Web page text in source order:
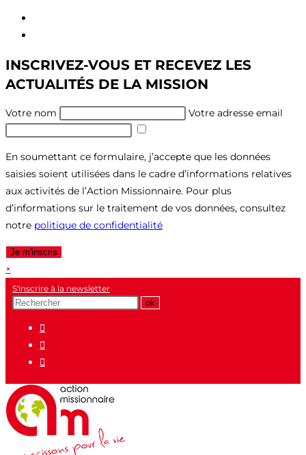
menu
INSCRIVEZ-VOUS ET RECEVEZ LES
ACTUALITÉS DE LA MISSION
Votre nom Votre adresse email
En soumettant ce formulaire, j’accepte que les données
saisies soient utilisées dans le cadre d’informations relatives
aux activités de l’Action Missionnaire. Pour plus
d’informations sur le traitement de vos données, consultez
notre politique de confidentialité
Je m'inscris
×
S'inscrire à la newsletter
Recherche
ok